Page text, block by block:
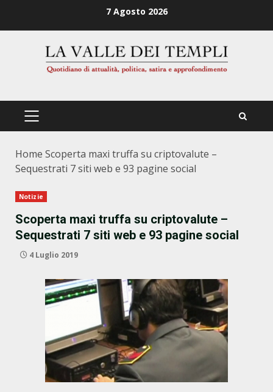
7 Agosto 2026
PRIMÄRES
Home Scoperta maxi truffa su criptovalute –
Sequestrati 7 siti web e 93 pagine social
Notizie
Scoperta maxi truffa su criptovalute –
Sequestrati 7 siti web e 93 pagine social
4 Luglio 2019